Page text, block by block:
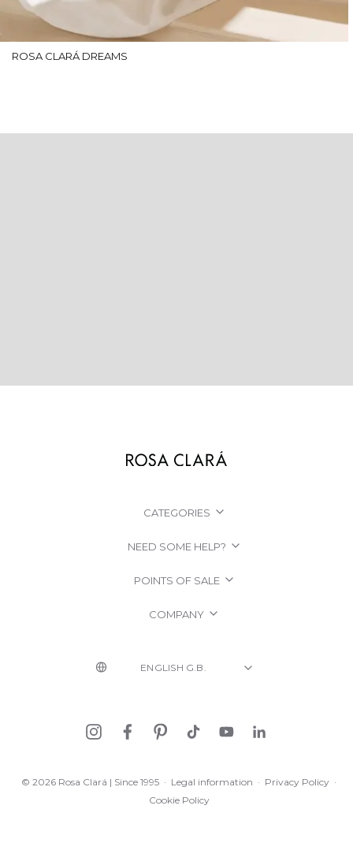
ROSA CLARÁ DREAMS
CATEGORIES
NEED SOME HELP?
POINTS OF SALE
COMPANY
© 2026 Rosa Clará | Since 1995 · Legal information · Privacy Policy ·
Cookie Policy